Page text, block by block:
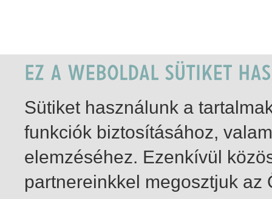
Sütiket használunk a
funkciók biztosításához,
elemzéséhez. Ezenkívül
partnereinkkel megosztjuk